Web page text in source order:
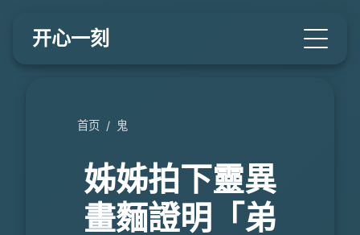
开心一刻
首页 / 鬼
姊姊拍下靈異
畫麵證明「弟